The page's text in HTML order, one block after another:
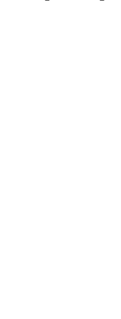
eine identifizierte
oder indirekt,
Person sind,
Person,
ausgeführte
die